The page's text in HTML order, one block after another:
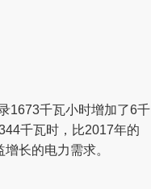
1673千瓦小时增加了6千
千瓦时，比2017年的
长的电力需求。